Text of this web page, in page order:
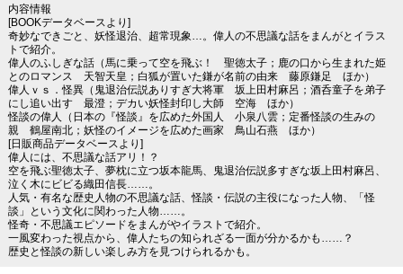
内容情報
[BOOKデータベースより]
奇妙なできごと、妖怪退治、超常現象…。偉人の不思議な話をまんがとイラス
トで紹介。
偉人のふしぎな話（馬に乗って空を飛ぶ！ 聖徳太子；鹿の口から生まれた姫
とのロマンス 天智天皇；白狐が置いた鎌が名前の由来 藤原鎌足 ほか）
偉人ｖｓ．怪異（鬼退治伝説ありすぎ大将軍 坂上田村麻呂；酒呑童子を弟子
にし追い出す 最澄；デカい妖怪封印し大師 空海 ほか）
怪談の偉人（日本の『怪談』を広めた外国人 小泉八雲；定番怪談の生みの
親 鶴屋南北；妖怪のイメージを広めた画家 鳥山石燕 ほか）
[日販商品データベースより]
偉人には、不思議な話アリ！？
空を飛ぶ聖徳太子、夢枕に立つ坂本龍馬、鬼退治伝説多すぎな坂上田村麻呂、
泣く木にビビる織田信長……。
人気・有名な歴史人物の不思議な話、怪談・伝説の主役になった人物、「怪
談」という文化に関わった人物……。
怪奇・不思議エピソードをまんがやイラストで紹介。
一風変わった視点から、偉人たちの知られざる一面が分かるかも……？
歴史と怪談の新しい楽しみ方を見つけられるかも。